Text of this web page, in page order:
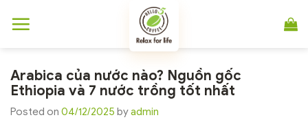
đến
Arabica của nước nào? Nguồn gốc
Ethiopia và 7 nước trồng tốt nhất
Posted on 04/12/2025 byadmin